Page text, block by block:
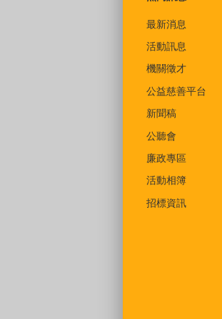
最新消息
活動訊息
機關徵才
公益慈善平台
新聞稿
公聽會
廉政專區
活動相簿
招標資訊